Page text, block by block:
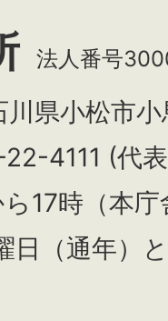
法人番号
県小松市小
4111 (代
17時（本
日（通年）と